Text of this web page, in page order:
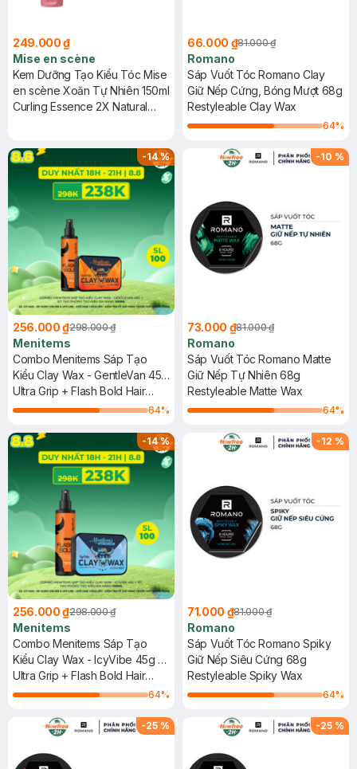
249.000 ₫
Mise en scène
Kem Dưỡng Tạo Kiểu Tóc Mise
en scène Xoăn Tự Nhiên 150ml
Curling Essence 2X Natural
66.000 ₫81.000 ₫
Romano
Sáp Vuốt Tóc Romano Clay
Giữ Nếp Cứng, Bóng Mượt 68g
Restyleable Clay Wax
64%
-14%
256.000 ₫298.000 ₫
Menitems
Combo Menitems Sáp Tạo
Kiểu Clay Wax - GentleVan 45g
+ Xịt Tạo Phồng Tạo Kiểu Đa
Năng 100ml
Ultra Grip + Flash Bold Hair
Spray
64%
-10 %
73.000 ₫81.000 ₫
Romano
Sáp Vuốt Tóc Romano Matte
Giữ Nếp Tự Nhiên 68g
Restyleable Matte Wax
64%
-14%
256.000 ₫298.000 ₫
Menitems
Combo Menitems Sáp Tạo
Kiểu Clay Wax - IcyVibe 45g +
Xịt Tạo Phồng Tạo Kiểu Đa
Năng 100ml
Ultra Grip + Flash Bold Hair
Spray
64%
-12 %
71.000 ₫81.000 ₫
Romano
Sáp Vuốt Tóc Romano Spiky
Giữ Nếp Siêu Cứng 68g
Restyleable Spiky Wax
64%
-25 % -25 %